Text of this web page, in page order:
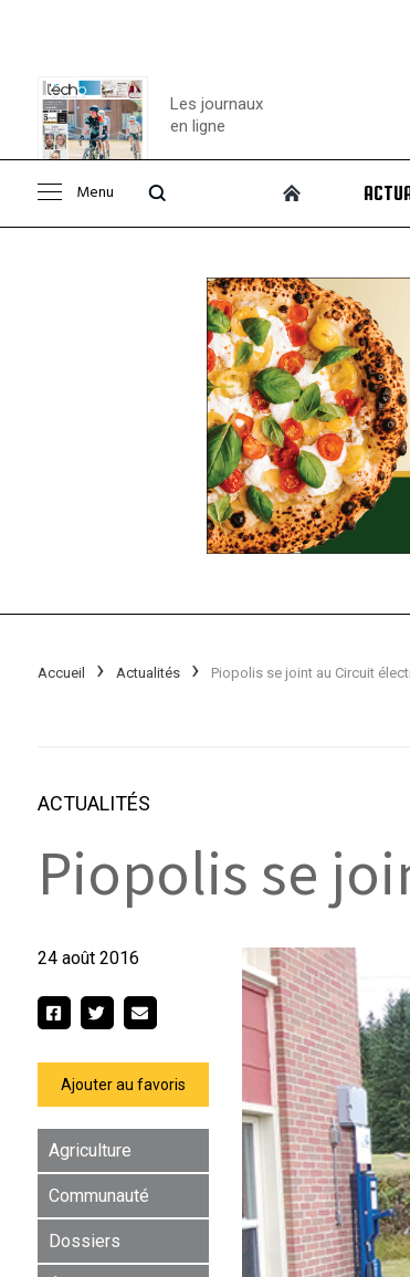
Consulter le
Les journaux
en ligne
Menu
Accueil Actualités Piopolis se joint au Circuit
ACTUALITÉS
Piopolis se
24 août 2016
Ajouter au favoris
Agriculture
Communauté
Dossiers